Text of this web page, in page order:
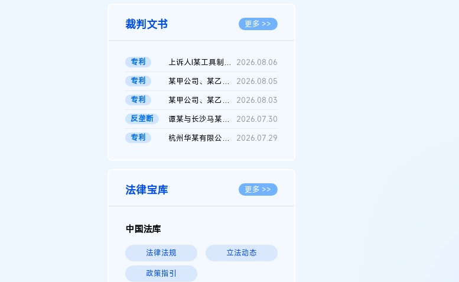
裁判文书 更多 >>
专利 上诉人I某工具制品有限公司与被上诉人程某及一审被告中华人民共和...
2026.08.06
专利
某甲公司、某乙公司、某丙公司申请诉前行为保全复议裁定书
2026.08.05
专利
某甲公司、某乙公司、官某与某丙公司专利申请权权属纠纷 二审判决...
2026.08.03
反垄断
谭某与长沙马某堆农产品股份有限公司滥用市场支配地位纠纷二审裁...
2026.07.30
专利
杭州华某有限公司与菲某有限公司侵害发明专利权纠纷 2026.07.29
法律宝库 更多 >>
中国法库
法律法规 立法动态
政策指引